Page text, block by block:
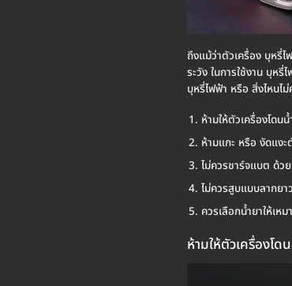
ถึงแม้ว่าตัวเครื่อง บุหรี่ไ
ระวัง ในการใช้งาน บุห
บุหรี่ไฟฟ้า หรือ สิ่งไหนไ
ห้ามให้ตัวเครื่องโดน
ห้ามแกะ หรือ งัดแงะ
ไม่ควรชาร์จแบต ด้วย
ไม่ควรสูบแบบลากยา
ควรเลือกน้ำยาให้เหม
ห้ามให้ตัวเครื่องโด